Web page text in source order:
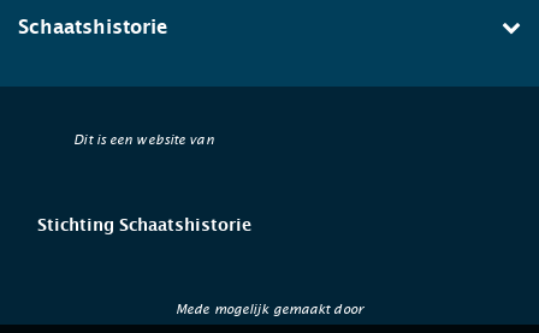
Schaatshistorie
Dit is een website van
Stichting Schaatshistorie
Mede mogelijk gemaakt door